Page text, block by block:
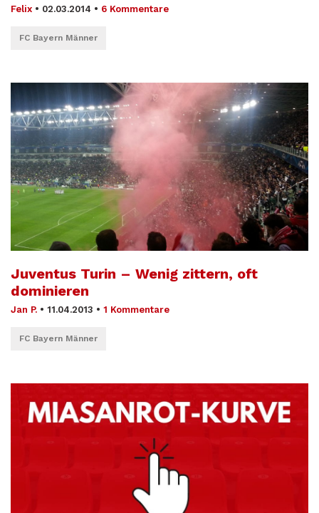
Felix • 02.03.2014 • 6 Kommentare
FC Bayern Männer
Juventus Turin – Wenig zittern, oft
dominieren
Jan P. • 11.04.2013 • 1 Kommentare
FC Bayern Männer